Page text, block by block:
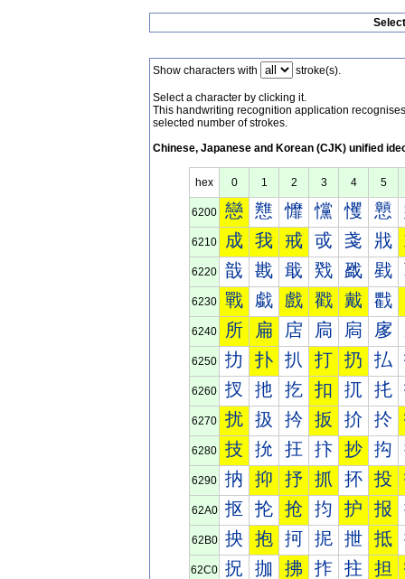
Show characters with stroke(s).
Select a character by clicking it.
This handwriting recognition application
selected number of strokes.
Chinese, Japanese and Korean (CJK) unified
hex 0 1 2 3 4 5
6200 戀 戁 戂 戃 戄 戅
6210 成 我 戒 戓 戔 戕
6220 戠 戡 戢 戣 戤 戥
6230 戰 戱 戲 戳 戴 戵
6240 所 扁 扂 扃 扄 扅
6250 扐 扑 扒 打 扔 払
6260 扠 扡 扢 扣 扤 扥
6270 扰 扱 扲 扳 扴 扵
6280 技 抁 抂 抃 抄 抅
6290 抐 抑 抒 抓 抔 投
62A0 抠 抡 抢 抣 护 报
62B0 抰 抱 抲 抳 抴 抵
62C0 拀 拁 拂 拃 拄 担